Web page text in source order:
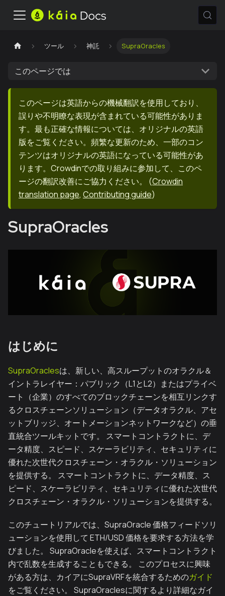
ツール 神託 SupraOracles
このページでは
このページは英語からの機械翻訳を使用しており、
誤りや不明瞭な表現が含まれている可能性がありま
す。最も正確な情報については、オリジナルの英語
版をご覧ください。頻繁な更新のため、一部のコン
テンツはオリジナルの英語になっている可能性があ
ります。Crowdinでの取り組みに参加して、このペ
ージの翻訳改善にご協力ください。
(Crowdin
translation page, Contributing guide)
SupraOracles
はじめに
SupraOraclesは、新しい、高スループットのオラクル＆
イントラレイヤー：パブリック（L1とL2）またはプライベ
ート（企業）のすべてのブロックチェーンを相互リンクす
るクロスチェーンソリューション（データオラクル、アセ
ットブリッジ、オートメーションネットワークなど）の垂
直統合ツールキットです。 スマートコントラクトに、デ
ータ精度、スピード、スケーラビリティ、セキュリティに
優れた次世代クロスチェーン・オラクル・ソリューション
を提供する。 スマートコントラクトに、データ精度、ス
ピード、スケーラビリティ、セキュリティに優れた次世代
クロスチェーン・オラクル・ソリューションを提供する。
このチュートリアルでは、SupraOracle 価格フィードソリ
ューションを使用して ETH/USD 価格を要求する方法を学
びました。 SupraOracleを使えば、スマートコントラクト
内で乱数を生成することもできる。 このプロセスに興味
がある方は、カイアにSupraVRFを統合するためのガイド
をご覧ください。 SupraOraclesに関するより詳細なガイ